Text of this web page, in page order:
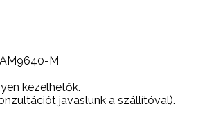
M
kezelhetők.
javaslunk a szállítóval).